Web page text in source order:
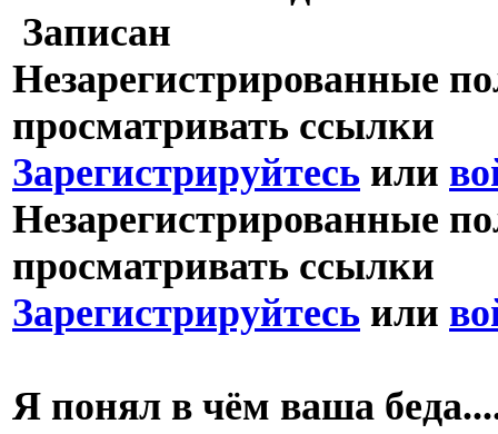
Записан
Незарегистрированные
просматривать ссылки
Зарегистрируйтесь или
Незарегистрированные
просматривать ссылки
Зарегистрируйтесь или
Я понял в чём ваша